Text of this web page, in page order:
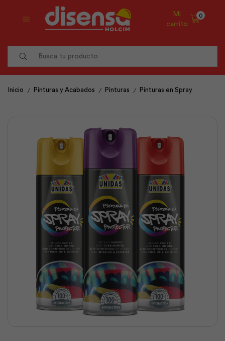
Mi
carrito
0
Inicio / Pinturas y Acabados / Pinturas / Pinturas en Spray